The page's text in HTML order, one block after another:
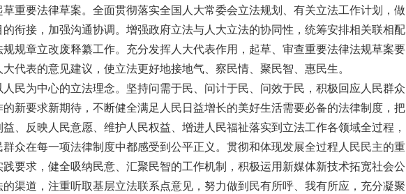
重要法律草案。全面贯彻落实全国人大常委会立法规划、有关立法工作计划，做
衔接，加强沟通协调。增强政府立法与人大立法的协同性，统筹安排相关联相配
规章立改废释纂工作。充分发挥人大代表作用，起草、审查重要法律法规草案要
代表的意见建议，使立法更好地接地气、察民情、聚民智、惠民生。
民为中心的立法理念。坚持问需于民、问计于民、问效于民，积极回应人民群众
新要求新期待，不断健全满足人民日益增长的美好生活需要必备的法律制度，把
、反映人民意愿、维护人民权益、增进人民福祉落实到立法工作各领域全过程，
群众在每一项法律制度中都感受到公平正义。贯彻和体现发展全过程人民民主的重
践要求，健全吸纳民意、汇聚民智的工作机制，积极运用新媒体新技术拓宽社会公
渠道，注重听取基层立法联系点意见，努力做到民有所呼、我有所应，充分凝聚